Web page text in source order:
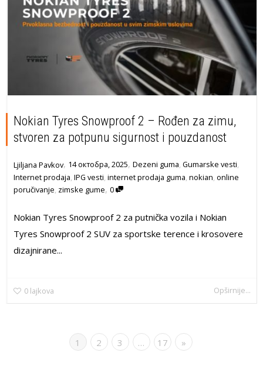
Nokian Tyres Snowproof 2 – Rođen za zimu,
stvoren za potpunu sigurnost i pouzdanost
Ljiljana Pavkov, 14 октобра, 2025, Dezeni guma, Gumarske vesti,
Internet prodaja, IPG vesti, internet prodaja guma, nokian, online
poručivanje, zimske gume, 0
Nokian Tyres Snowproof 2 za putnička vozila i Nokian
Tyres Snowproof 2 SUV za sportske terence i krosovere
dizajnirane...
0 lajkova Opširnije...
1 2 3 … 17 »